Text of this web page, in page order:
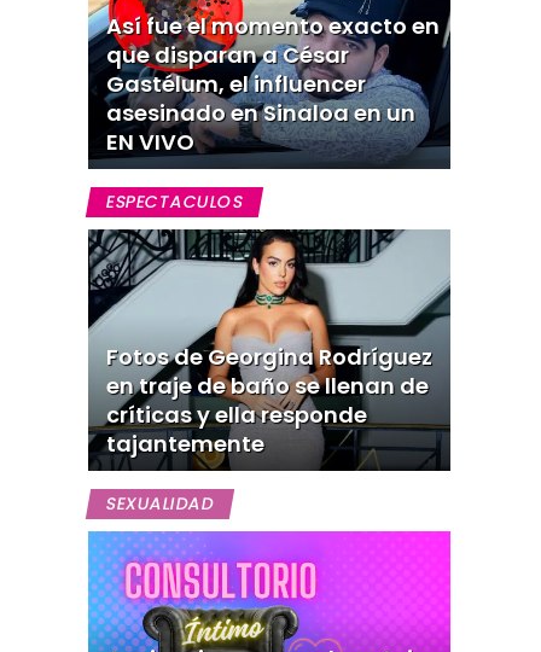
Así fue el momento exacto en
que disparan a César
Gastélum, el influencer
asesinado en Sinaloa en un
EN VIVO
ESPECTACULOS
Fotos de Georgina Rodríguez
en traje de baño se llenan de
críticas y ella responde
tajantemente
SEXUALIDAD